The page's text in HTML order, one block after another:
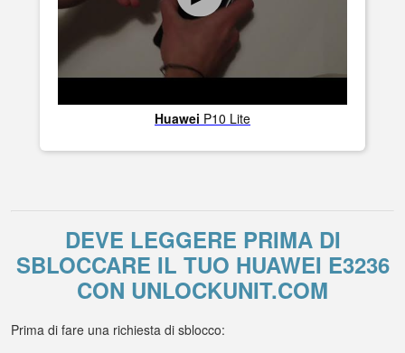
Huawei P10 Lite
DEVE LEGGERE PRIMA DI
SBLOCCARE IL TUO HUAWEI E3236
CON UNLOCKUNIT.COM
Prima di fare una richiesta di sblocco: